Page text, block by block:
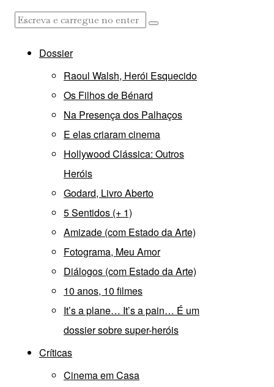
Dossier
Raoul Walsh, Herói Esquecido
Os Filhos de Bénard
Na Presença dos Palhaços
E elas criaram cinema
Hollywood Clássica: Outros
Heróis
Godard, Livro Aberto
5 Sentidos (+ 1)
Amizade (com Estado da Arte)
Fotograma, Meu Amor
Diálogos (com Estado da Arte)
10 anos, 10 filmes
It’s a plane… It’s a pain… É um
dossier sobre super-heróis
Críticas
Cinema em Casa